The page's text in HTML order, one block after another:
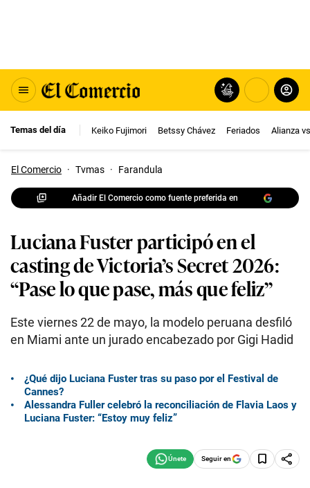
Temas del día Keiko Fujimori Betssy Chávez Feriados Alianza
El Comercio · Tvmas · Farandula
Añadir El Comercio como fuente preferida en
Luciana Fuster participó en el
casting de Victoria’s Secret 2026:
“Pase lo que pase, más que feliz”
Este viernes 22 de mayo, la modelo peruana desfiló
en Miami ante un jurado encabezado por Gigi Hadid
¿Qué dijo Luciana Fuster tras su paso por el Festival de
Cannes?
Alessandra Fuller celebró la reconciliación de Flavia Laos y
Luciana Fuster: “Estoy muy feliz”
Seguir en